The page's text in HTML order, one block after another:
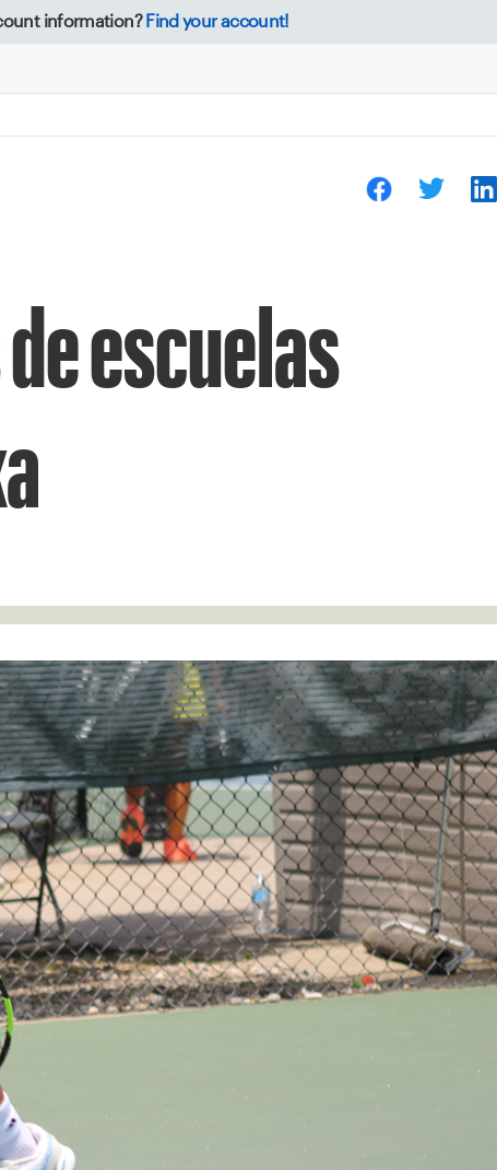
information? Find your account!
escuelas